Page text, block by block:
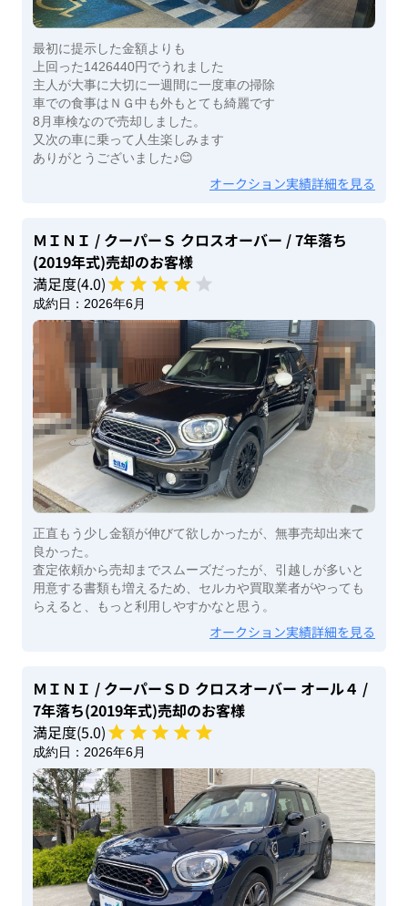
最初に提示した金額よりも
上回った1426440円でうれました
主人が大事に大切に一週間に一度車の掃除
車での食事はＮＧ中も外もとても綺麗です
8月車検なので売却しました。
又次の車に乗って人生楽しみます
ありがとうございました♪😊
オークション実績詳細を見る
ＭＩＮＩ / クーパーＳ クロスオーバー / 7年落ち
(2019年式)売却のお客様
満足度(4.0)
成約日： 2026年6月
正直もう少し金額が伸びて欲しかったが、無事売却出来て
良かった。
査定依頼から売却までスムーズだったが、引越しが多いと
用意する書類も増えるため、セルカや買取業者がやっても
らえると、もっと利用しやすかなと思う。
オークション実績詳細を見る
ＭＩＮＩ / クーパーＳＤ クロスオーバー オール４ /
7年落ち(2019年式)売却のお客様
満足度(5.0)
成約日： 2026年6月